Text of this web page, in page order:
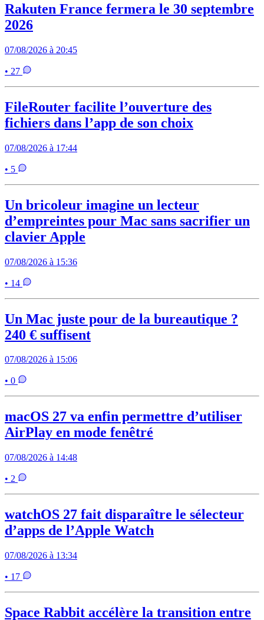
Rakuten France fermera le 30 septembre
2026
07/08/2026 à 20:45
• 27
FileRouter facilite l’ouverture des
fichiers dans l’app de son choix
07/08/2026 à 17:44
• 5
Un bricoleur imagine un lecteur
d’empreintes pour Mac sans sacrifier un
clavier Apple
07/08/2026 à 15:36
• 14
Un Mac juste pour de la bureautique ?
240 € suffisent
07/08/2026 à 15:06
• 0
macOS 27 va enfin permettre d’utiliser
AirPlay en mode fenêtré
07/08/2026 à 14:48
• 2
watchOS 27 fait disparaître le sélecteur
d’apps de l’Apple Watch
07/08/2026 à 13:34
• 17
Space Rabbit accélère la transition entre